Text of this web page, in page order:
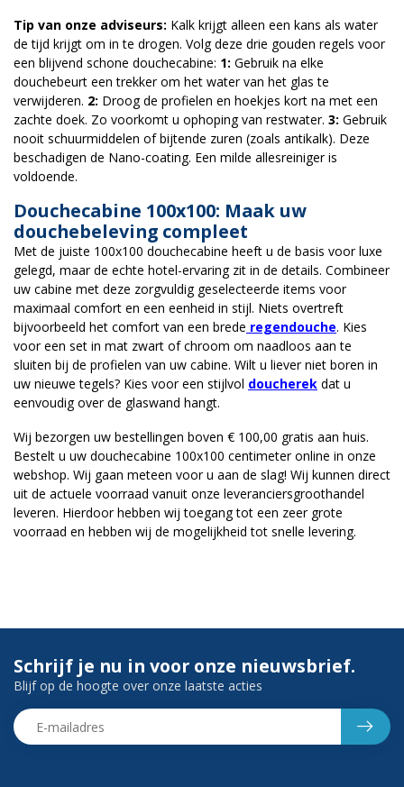
Tip van onze adviseurs: Kalk krijgt alleen een kans als water
de tijd krijgt om in te drogen. Volg deze drie gouden regels voor
een blijvend schone douchecabine: 1: Gebruik na elke
douchebeurt een trekker om het water van het glas te
verwijderen. 2: Droog de profielen en hoekjes kort na met een
zachte doek. Zo voorkomt u ophoping van restwater. 3: Gebruik
nooit schuurmiddelen of bijtende zuren (zoals antikalk). Deze
beschadigen de Nano-coating. Een milde allesreiniger is
voldoende.
Douchecabine 100x100: Maak uw
douchebeleving compleet
Met de juiste 100x100 douchecabine heeft u de basis voor luxe
gelegd, maar de echte hotel-ervaring zit in de details. Combineer
uw cabine met deze zorgvuldig geselecteerde items voor
maximaal comfort en een eenheid in stijl. Niets overtreft
bijvoorbeeld het comfort van een brede regendouche. Kies
voor een set in mat zwart of chroom om naadloos aan te
sluiten bij de profielen van uw cabine. Wilt u liever niet boren in
uw nieuwe tegels? Kies voor een stijlvol doucherek dat u
eenvoudig over de glaswand hangt.
Wij bezorgen uw bestellingen boven € 100,00 gratis aan huis.
Bestelt u uw douchecabine 100x100 centimeter online in onze
webshop. Wij gaan meteen voor u aan de slag! Wij kunnen direct
uit de actuele voorraad vanuit onze leveranciersgroothandel
leveren. Hierdoor hebben wij toegang tot een zeer grote
voorraad en hebben wij de mogelijkheid tot snelle levering.
Schrijf je nu in voor onze nieuwsbrief.
Blijf op de hoogte over onze laatste acties